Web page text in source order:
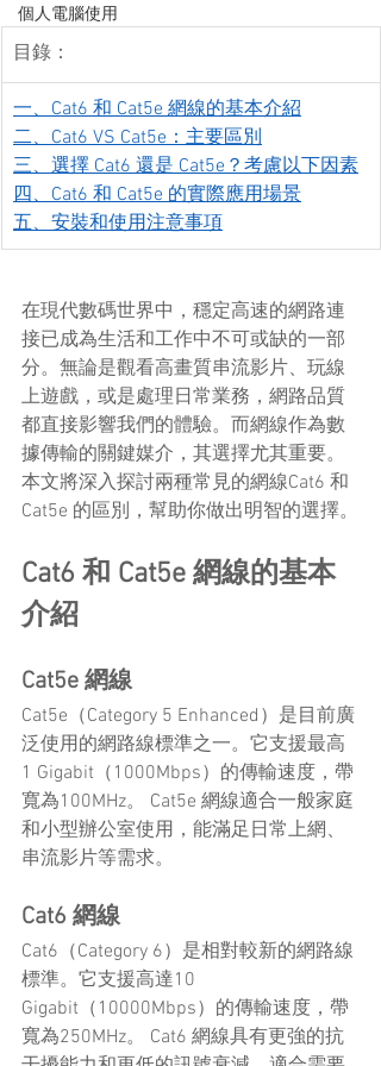
個人電腦使用
目錄：
一、Cat6 和 Cat5e 網線的基本介紹
二、Cat6 VS Cat5e：主要區別
三、選擇 Cat6 還是 Cat5e？考慮以下因素
四、Cat6 和 Cat5e 的實際應用場景
五、安裝和使用注意事項
在現代數碼世界中，穩定高速的網路連
接已成為生活和工作中不可或缺的一部
分。無論是觀看高畫質串流影片、玩線
上遊戲，或是處理日常業務，網路品質
都直接影響我們的體驗。而網線作為數
據傳輸的關鍵媒介，其選擇尤其重要。
本文將深入探討兩種常見的網線Cat6 和
Cat5e 的區別，幫助你做出明智的選擇。
Cat6 和 Cat5e 網線的基本
介紹
Cat5e 網線
Cat5e（Category 5 Enhanced）是目前廣
泛使用的網路線標準之一。它支援最高
1 Gigabit（1000Mbps）的傳輸速度，帶
寬為100MHz。 Cat5e 網線適合一般家庭
和小型辦公室使用，能滿足日常上網、
串流影片等需求。
Cat6 網線
Cat6（Category 6）是相對較新的網路線
標準。它支援高達10
Gigabit（10000Mbps）的傳輸速度，帶
寬為250MHz。 Cat6 網線具有更強的抗